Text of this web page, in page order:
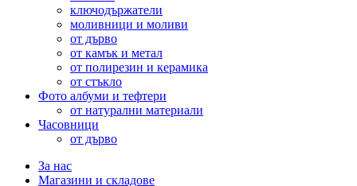
ключодържатели
моливници и моливи
от дърво
от камък и метал
от полирезин и керамика
от стъкло
Фото албуми и тефтери
от натурални материали
Часовници
от дърво
За нас
Магазини и складове